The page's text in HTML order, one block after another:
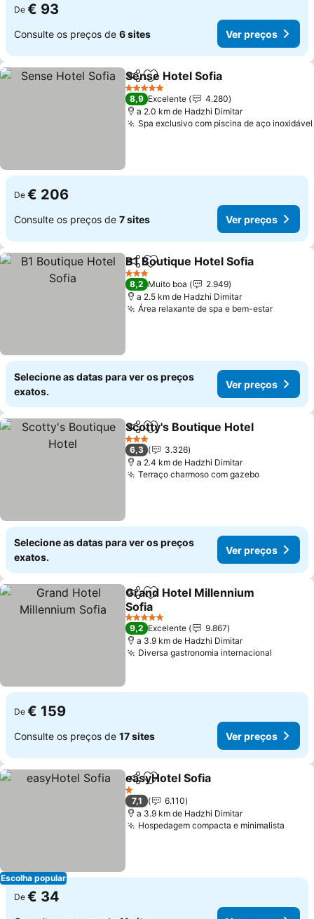
De € 93
Consulte os preços de 6 sites Ver preços
PartilharAdicionar aos favoritos
Sense Hotel Sofia
5 Estrelas
8,9 Excelente
4.280
a 2.0 km de Hadzhi Dimitar
Spa exclusivo com piscina de aço inoxidável
De € 206
Consulte os preços de 7 sites Ver preços
PartilharAdicionar aos favoritos
B1 Boutique Hotel Sofia
3 Estrelas
8,2 Muito boa
2.949
a 2.5 km de Hadzhi Dimitar
Área relaxante de spa e bem-estar
Selecione as datas para ver os preços
exatos.
Ver preços
PartilharAdicionar aos favoritos
Scotty's Boutique Hotel
3 Estrelas
6,3
3.326
a 2.4 km de Hadzhi Dimitar
Terraço charmoso com gazebo
Selecione as datas para ver os preços
exatos.
Ver preços
PartilharAdicionar aos favoritos
Grand Hotel Millennium
Sofia
5 Estrelas
9,2 Excelente
9.867
a 3.9 km de Hadzhi Dimitar
Diversa gastronomia internacional
De € 159
Consulte os preços de 17 sites Ver preços
Escolha popular
PartilharAdicionar aos favoritos
easyHotel Sofia
1 Estrelas
7,1
6.110
a 3.9 km de Hadzhi Dimitar
Hospedagem compacta e minimalista
De € 34